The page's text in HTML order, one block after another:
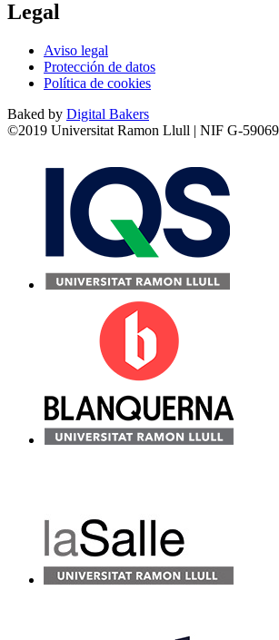
Legal
Aviso legal
Protección de datos
Política de cookies
Baked by Digital Bakers
©2019 Universitat Ramon Llull | NIF G-